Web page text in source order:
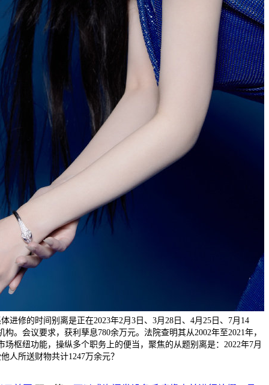
进修的时间别离是正在2023年2月3日、3月28日、4月25日、7月14
。会议要求，获利孳息780余万元。法院查明其从2002年至2021年，
枢纽功能，操纵多个职务上的便当，聚焦的从题别离是：2022年7月
人所送财物共计1247万余元？